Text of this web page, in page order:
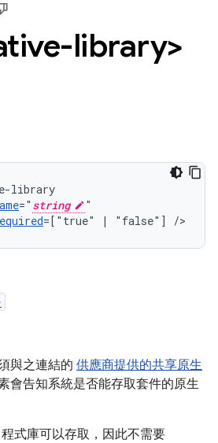
library>
=" string
=["true" | "false"] />
與之連結的 供應商提供的共享原生
會告知系統是否能存取套件的原生
式庫可以存取，因此不需要